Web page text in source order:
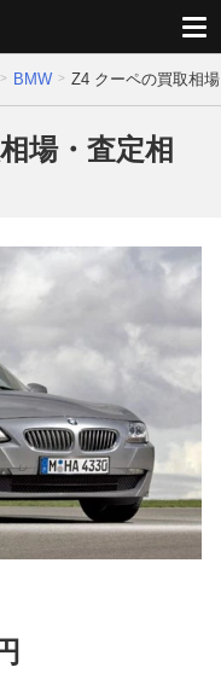
BMW Z4 クーペの買取相
場・査定相